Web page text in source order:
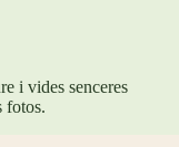
i vides senceres
fotos.